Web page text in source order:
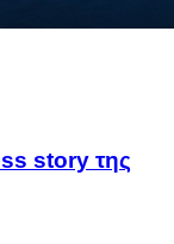
story της